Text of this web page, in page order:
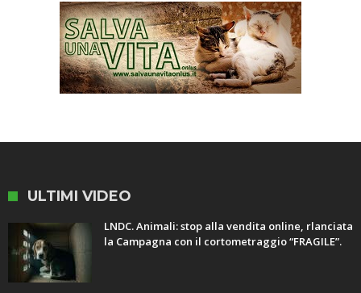
ULTIMI VIDEO
LNDC. Animali: stop alla vendita online, rlanciata
la Campagna con il cortometraggio “FRAGILE”.